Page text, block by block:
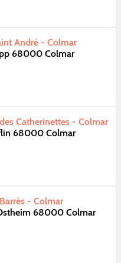
André - Colmar
68000 Colmar
Catherinettes - Colmar
68000 Colmar
- Colmar
68000 Colmar